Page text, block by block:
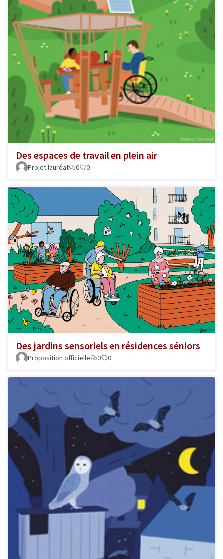
Des espaces de travail en plein air
Projet lauréat 0 0
Des jardins sensoriels en résidences séniors
Proposition officielle 0 0